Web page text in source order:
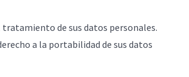
tratamiento de sus datos personales.
a la portabilidad de sus datos